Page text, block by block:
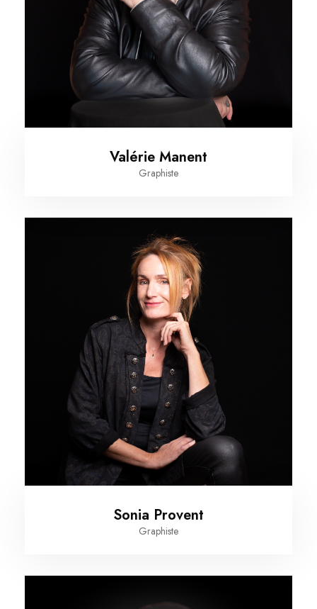
Valérie Manent
Graphiste
Sonia Provent
Graphiste